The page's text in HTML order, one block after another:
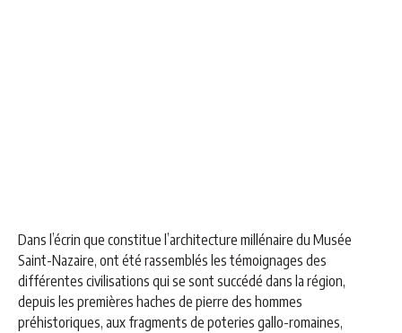
Dans l’écrin que constitue l’architecture millénaire du Musée
Saint-Nazaire, ont été rassemblés les témoignages des
différentes civilisations qui se sont succédé dans la région,
depuis les premières haches de pierre des hommes
préhistoriques, aux fragments de poteries gallo-romaines,